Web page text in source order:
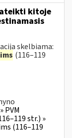
kitoje
skelbiama:
(116–119
PVM
str.) »
(116–119